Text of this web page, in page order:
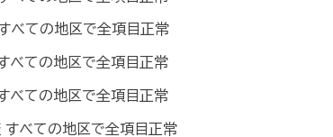
ての地区で全項目正常
ての地区で全項目正常
ての地区で全項目正常
べての地区で全項目正常